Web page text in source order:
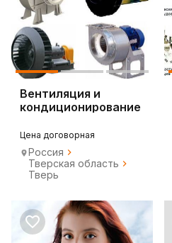
Вентиляция и
кондиционирование
Цена договорная
Россия
Тверская область
Тверь